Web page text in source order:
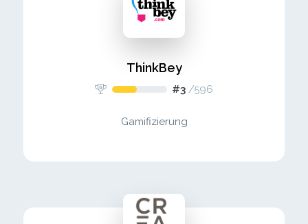
ThinkBey
#3 /596
Gamifizierung